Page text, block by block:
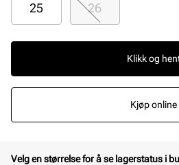
25 26
Klikk og
Kjøp online
Velg en størrelse for å se lagerstatus i